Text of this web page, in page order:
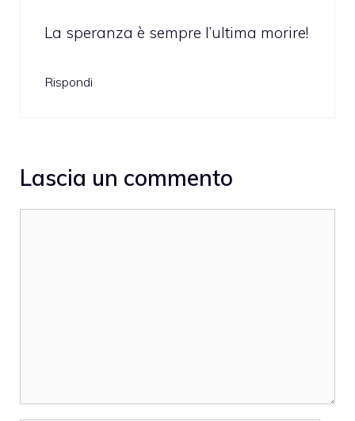
La speranza è sempre l’ultima morire!
Rispondi
Lascia un commento